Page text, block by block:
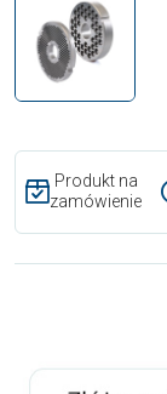
Produkt na
zamówienie